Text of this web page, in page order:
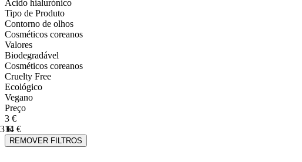
Ácido hialurónico
Tipo de Produto
Contorno de olhos
Cosméticos coreanos
Valores
Biodegradável
Cosméticos coreanos
Cruelty Free
Ecológico
Vegano
Preço
3 €
3 €14 €
REMOVER FILTROS